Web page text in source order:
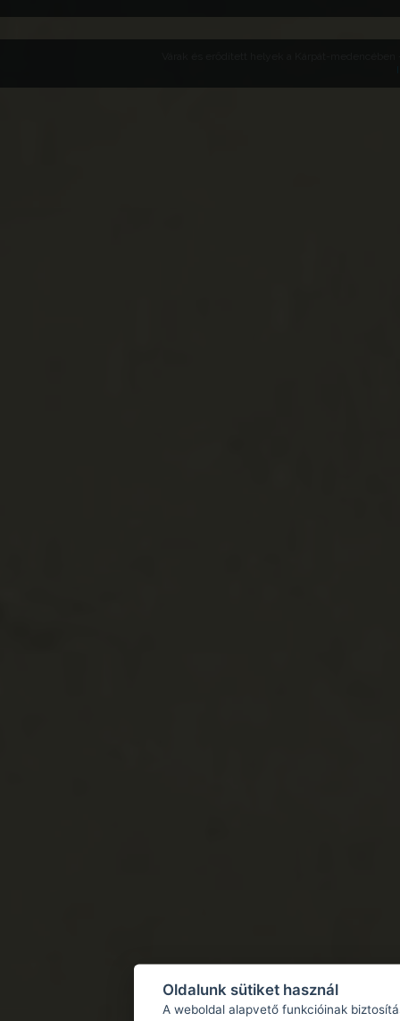
Oldalunk sütiket használ
A weboldal alapvető funkcióinak